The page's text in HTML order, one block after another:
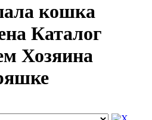
кошка
Каталог
Хозяина